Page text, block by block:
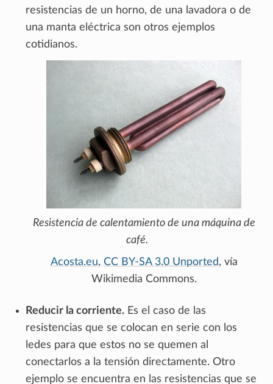
resistencias de un horno, de una lavadora o de
una manta eléctrica son otros ejemplos
cotidianos.
Resistencia de calentamiento de una máquina de
café.
Acosta.eu, CC BY-SA 3.0 Unported, vía
Wikimedia Commons.
Reducir la corriente. Es el caso de las
resistencias que se colocan en serie con los
ledes para que estos no se quemen al
conectarlos a la tensión directamente. Otro
ejemplo se encuentra en las resistencias que se